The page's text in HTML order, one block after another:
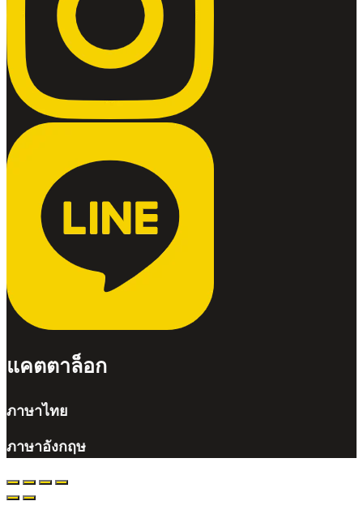
แคตตาล็อก
ภาษาไทย
ภาษาอังกฤษ